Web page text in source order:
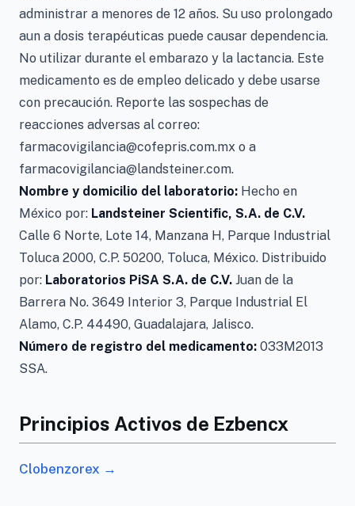
administrar a menores de 12 años. Su uso prolongado
aun a dosis terapéuticas puede causar dependencia.
No utilizar durante el embarazo y la lactancia. Este
medicamento es de empleo delicado y debe usarse
con precaución. Reporte las sospechas de
reacciones adversas al correo:
farmacovigilancia@cofepris.com.mx o a
farmacovigilancia@landsteiner.com.
Nombre y domicilio del laboratorio: Hecho en
México por: Landsteiner Scientific, S.A. de C.V.
Calle 6 Norte, Lote 14, Manzana H, Parque Industrial
Toluca 2000, C.P. 50200, Toluca, México. Distribuido
por: Laboratorios PiSA S.A. de C.V. Juan de la
Barrera No. 3649 Interior 3, Parque Industrial El
Alamo, C.P. 44490, Guadalajara, Jalisco.
Número de registro del medicamento: 033M2013
SSA.
Principios Activos de Ezbencx
Clobenzorex →